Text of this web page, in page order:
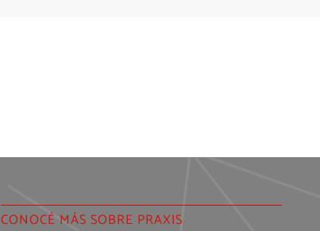
CONOCÉ MÁS SOBRE PRAXIS